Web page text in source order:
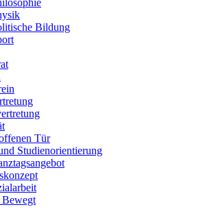
Bildung
Tür
Studienorientierung
Bewegt